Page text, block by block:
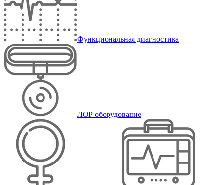
Функциональная диагностика
ЛОР оборудование